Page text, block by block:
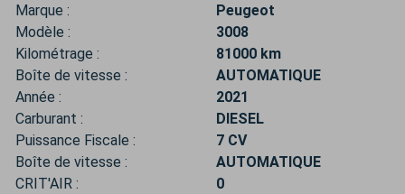
Marque :
Peugeot
Modèle :
3008
Kilométrage :
81000 km
Boîte de vitesse :
AUTOMATIQUE
Année :
2021
Carburant :
DIESEL
Puissance Fiscale :
7 CV
Boîte de vitesse :
AUTOMATIQUE
CRIT'AIR :
0